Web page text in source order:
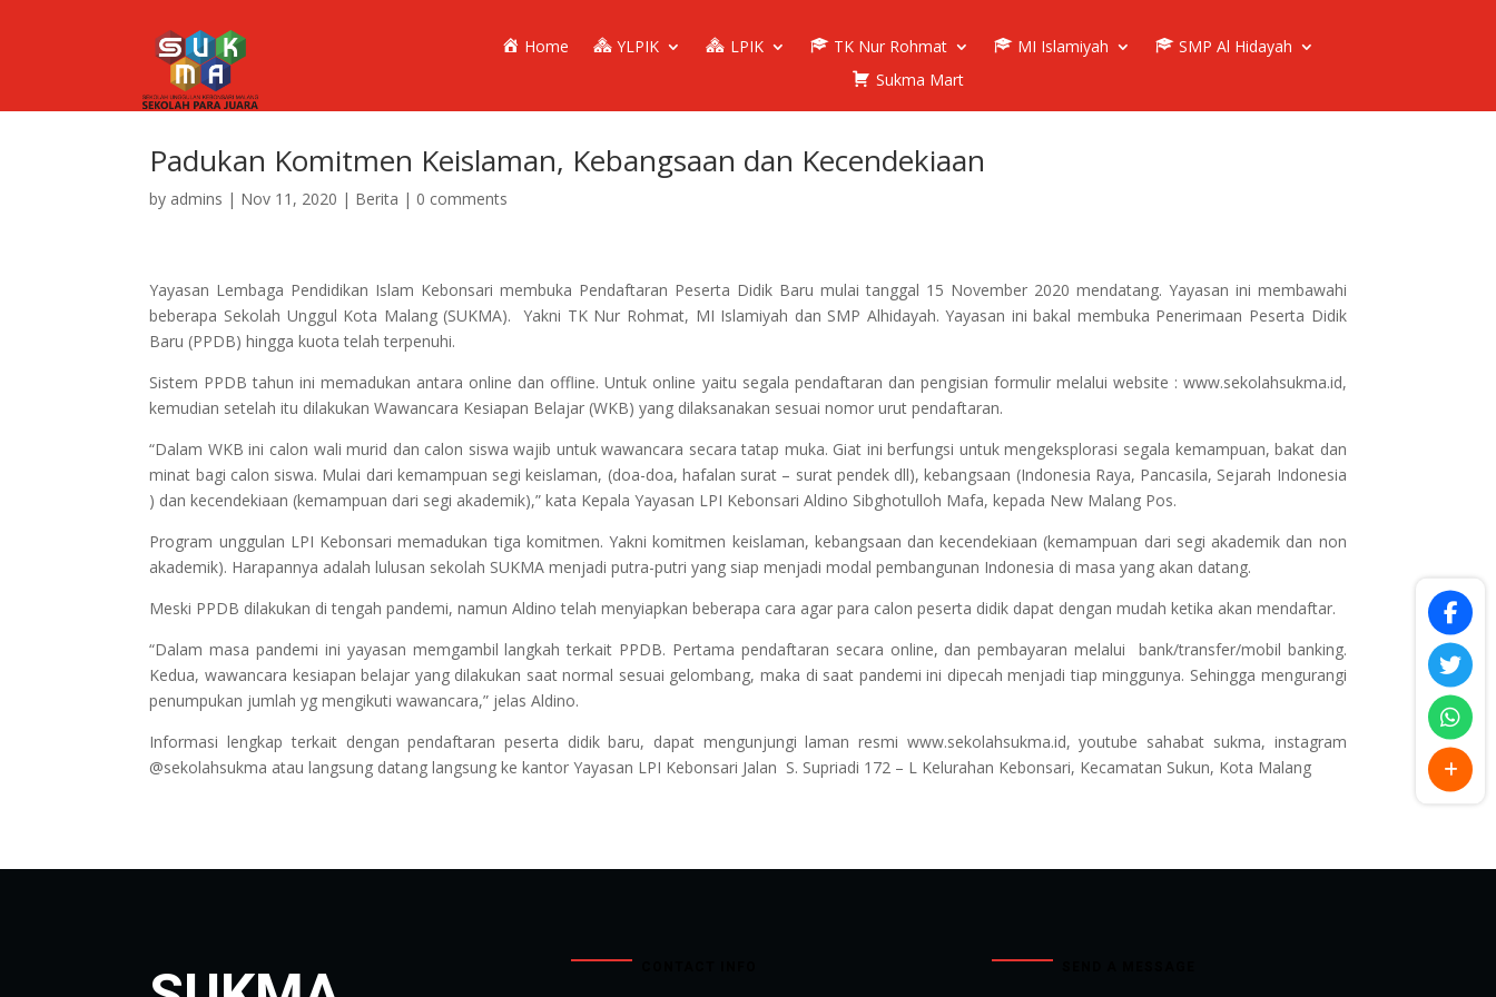
Home YLPIK LPIK TK Nur Rohmat MI Islamiyah
SMP Al Hidayah
Sukma Mart
Padukan Komitmen Keislaman, Kebangsaan dan Kecendekiaan
by admins | Nov 11, 2020 | Berita | 0 comments
Yayasan Lembaga Pendidikan Islam Kebonsari membuka Pendaftaran Peserta Didik Baru mulai tanggal 15 November 2020 mendatang. Yayasan ini membawahi
beberapa Sekolah Unggul Kota Malang (SUKMA). Yakni TK Nur Rohmat, MI Islamiyah dan SMP Alhidayah. Yayasan ini bakal membuka Penerimaan Peserta Didik
Baru (PPDB) hingga kuota telah terpenuhi.
Sistem PPDB tahun ini memadukan antara online dan offline. Untuk online yaitu segala pendaftaran dan pengisian formulir melalui website : www.sekolahsukma.id,
kemudian setelah itu dilakukan Wawancara Kesiapan Belajar (WKB) yang dilaksanakan sesuai nomor urut pendaftaran.
“Dalam WKB ini calon wali murid dan calon siswa wajib untuk wawancara secara tatap muka. Giat ini berfungsi untuk mengeksplorasi segala kemampuan, bakat dan
minat bagi calon siswa. Mulai dari kemampuan segi keislaman, (doa-doa, hafalan surat – surat pendek dll), kebangsaan (Indonesia Raya, Pancasila, Sejarah Indonesia
) dan kecendekiaan (kemampuan dari segi akademik),” kata Kepala Yayasan LPI Kebonsari Aldino Sibghotulloh Mafa, kepada New Malang Pos.
Program unggulan LPI Kebonsari memadukan tiga komitmen. Yakni komitmen keislaman, kebangsaan dan kecendekiaan (kemampuan dari segi akademik dan non
akademik). Harapannya adalah lulusan sekolah SUKMA menjadi putra-putri yang siap menjadi modal pembangunan Indonesia di masa yang akan datang.
Meski PPDB dilakukan di tengah pandemi, namun Aldino telah menyiapkan beberapa cara agar para calon peserta didik dapat dengan mudah ketika akan mendaftar.
“Dalam masa pandemi ini yayasan memgambil langkah terkait PPDB. Pertama pendaftaran secara online, dan pembayaran melalui bank/transfer/mobil banking.
Kedua, wawancara kesiapan belajar yang dilakukan saat normal sesuai gelombang, maka di saat pandemi ini dipecah menjadi tiap minggunya. Sehingga mengurangi
penumpukan jumlah yg mengikuti wawancara,” jelas Aldino.
Informasi lengkap terkait dengan pendaftaran peserta didik baru, dapat mengunjungi laman resmi www.sekolahsukma.id, youtube sahabat sukma, instagram
@sekolahsukma atau langsung datang langsung ke kantor Yayasan LPI Kebonsari Jalan S. Supriadi 172 – L Kelurahan Kebonsari, Kecamatan Sukun, Kota Malang